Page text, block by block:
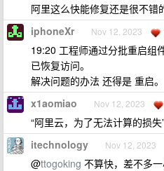
阿里这么快能修复还是很不错
iphoneXr Nov 12, 2023
19:20 工程师通过分批重启组
已恢复访问。
解决问题的办法 还得是 重启。
x1aomiao Nov 12, 2023
“阿里云，为了无法计算的损失
itechnology Nov 12, 2023
@ttogoking 不算快，差不多